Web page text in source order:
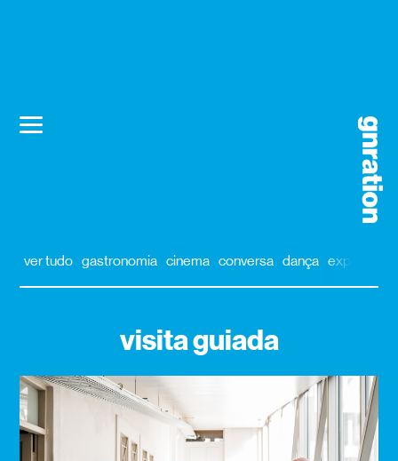
ver tudo gastronomia cinema conversa dança exposição
visita guiada